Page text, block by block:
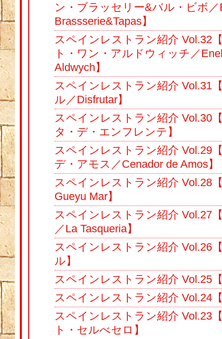
ン・ブラッセリー&バル・ビボ／
Brassserie&Tapas】
スペインレストラン紹介 Vol.32
ト・ワン・アルドウィッチ／
Aldwych】
スペインレストラン紹介 Vol.31
ル／Disfrutar】
スペインレストラン紹介 Vol.30
タ・デ・エンフレンテ】
スペインレストラン紹介 Vol.29
デ・アモス／Cenador de Amos】
スペインレストラン紹介 Vol.28
Gueyu Mar】
スペインレストラン紹介 Vol.27
／La Tasqueria】
スペインレストラン紹介 Vol.26
ル】
スペインレストラン紹介 Vol.25
スペインレストラン紹介 Vol.24
スペインレストラン紹介 Vol.23
ト・セルべセロ】